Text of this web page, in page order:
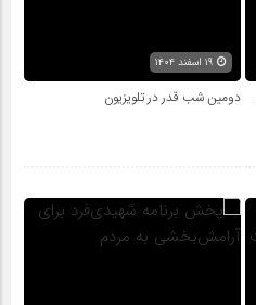
دومین شب قدر در تلویزیون